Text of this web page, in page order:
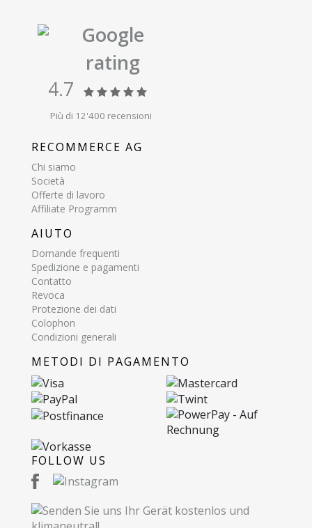
Google
rating
4.7
Più di 12'400 recensioni
RECOMMERCE AG
Chi siamo
Società
Offerte di lavoro
Affiliate Programm
AIUTO
Domande frequenti
Spedizione e pagamenti
Contatto
Revoca
Protezione dei dati
Colophon
Condizioni generali
METODI DI PAGAMENTO
FOLLOW US